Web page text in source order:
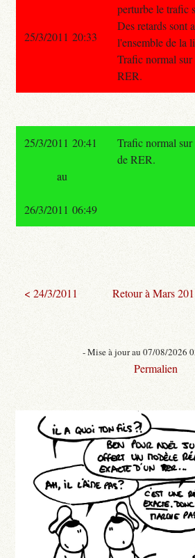
perturbe le trafic
Des retards sont
l'ensemble de la
Trafic normal sur
RER.
25/3/2011 20:33
25/3/2011 20:41
Trafic normal sur
de RER.
au
26/3/2011 06:49
< 24/3/2011 Retour à Mars
- Mise à jour au 07/08/2026
Permalien